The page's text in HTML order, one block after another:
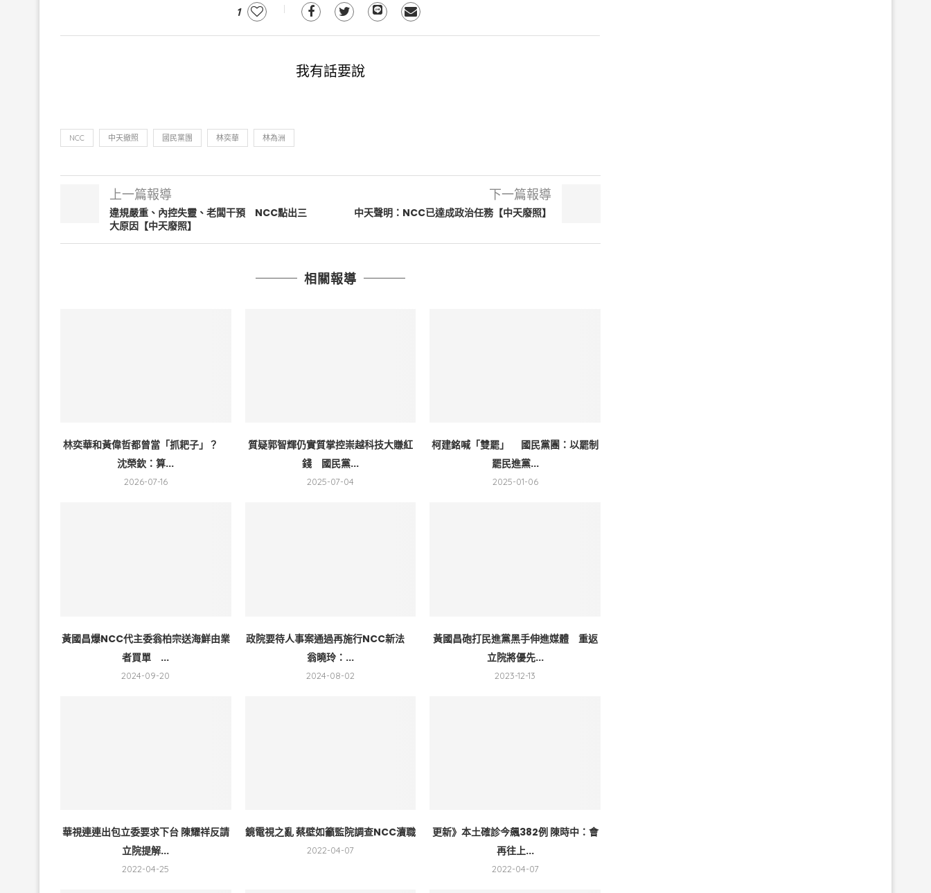
1
我有話要說
NCC 中天撤照 國民黨團 林奕華 林為洲
上一篇報導
違規嚴重、內控失靈、老闆干預 NCC點出三
大原因【中天廢照】
下一篇報導
中天聲明：NCC已達成政治任務【中天廢照】
相關報導
林奕華和黃偉哲都曾當「抓耙子」？
沈榮欽：算...
2026-07-16
質疑郭智輝仍實質掌控崇越科技大賺紅
錢 國民黨...
2025-07-04
柯建銘喊「雙罷」 國民黨團：以罷制
罷民進黨...
2025-01-06
黃國昌爆NCC代主委翁柏宗送海鮮由業
者買單 ...
2024-09-20
政院要待人事案通過再施行NCC新法
翁曉玲：...
2024-08-02
黃國昌砲打民進黨黑手伸進媒體 重返
立院將優先...
2023-12-13
華視連連出包立委要求下台 陳耀祥反請
立院提解...
2022-04-25
鏡電視之亂 蔡壁如籲監院調查NCC瀆職
2022-04-07
更新》本土確診今飆382例 陳時中：會
再往上...
2022-04-07